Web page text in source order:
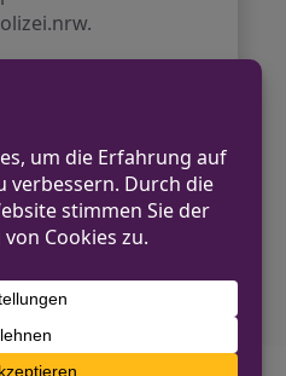
NÄCHSTER BEITRAG
Autoaufbrüchen in
festgenommen